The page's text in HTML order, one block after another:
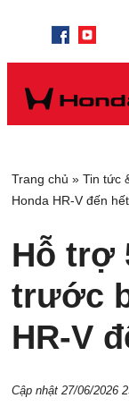
Trang chủ » Tin tức
Honda HR-V đến
Hỗ trợ
trước
HR-V
Cập nhật 27/06/2026